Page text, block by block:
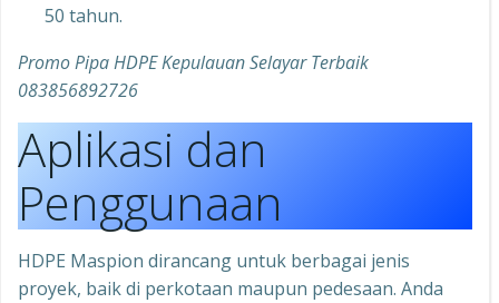
50 tahun.
Promo Pipa HDPE Kepulauan Selayar Terbaik
083856892726
Aplikasi dan
Penggunaan
HDPE Maspion dirancang untuk berbagai jenis
proyek, baik di perkotaan maupun pedesaan. Anda